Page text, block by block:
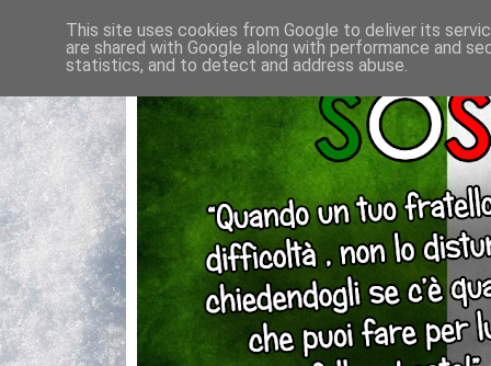
This site uses cookies from Google to deliver its
are shared with Google along with performance and
statistics, and to detect and address abuse.